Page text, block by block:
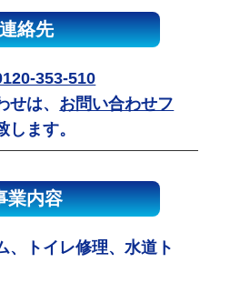
絡先
353-510
は、 お問い合わせフ
します。
業内容
、トイレ修理、水道ト